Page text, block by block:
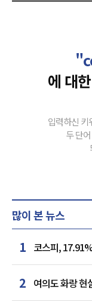
에 대
입력하신 키
두 단
많이 본 뉴스
1 코스피,
상승률"…'삼전
2 여의도 화랑
거점 확보하나